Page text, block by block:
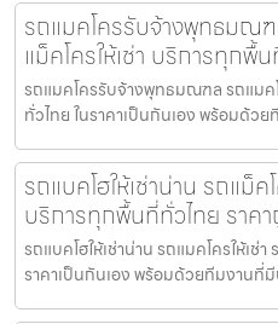
รถแมคโครรับจ้างพุทธมณ
แม็คโครให้เช่า บริการทุกพื้
รถแมคโครรับจ้างพุทธมณฑล รถแมค
ทั่วไทย ในราคาเป็นกันเอง พร้อมด้ว
รถแบคโฮให้เช่าน่าน รถแม็ค
บริการทุกพื้นที่ทั่วไทย ราค
รถแบคโฮให้เช่าน่าน รถแมคโครให้เช่
ราคาเป็นกันเอง พร้อมด้วยทีมงานที่